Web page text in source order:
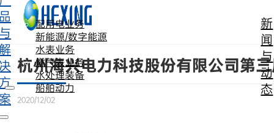
跳转到主要内容 跳转到页脚
配用电业务
新能源/数字能源
水表业务
燃气表业务
水处理装备
船舶动力
新
闻
与
动
态
杭州海兴电力科技股份有限公司第
2020/12/02